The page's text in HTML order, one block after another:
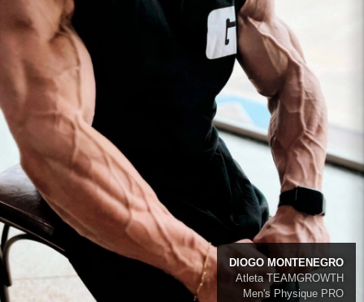
DIOGO MONTENEGRO
Atleta TEAMGROWTH
Men's Physique PRO